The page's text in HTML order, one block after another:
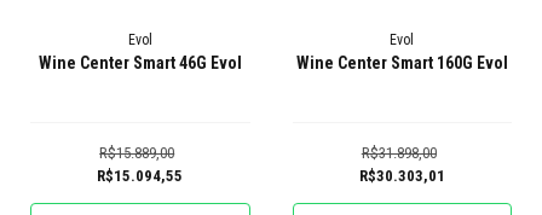
Evol
Wine Center Smart 46G Evol
R$15.889,00
R$15.094,55
Evol
Wine Center Smart 160G Evol
R$31.898,00
R$30.303,01